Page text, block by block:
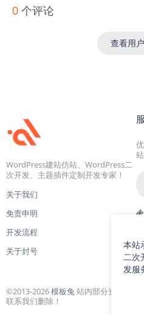
0 个评论
查看用
WordPress建站仿站、WordPress二
次开发、主题插件定制开发专家！
关于我们
免责申明
开发流程
关于封号
©2013-2026模板兔站内部分资源收集
联系我们删除！
本站
二次
发服